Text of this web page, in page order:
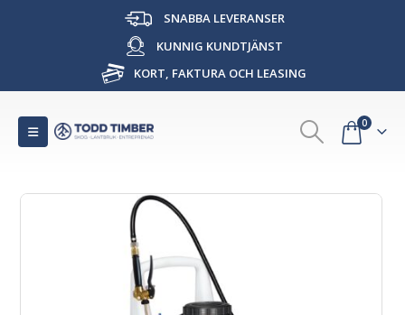
SNABBA LEVERANSER
KUNNIG KUNDTJÄNST
KORT, FAKTURA OCH LEASING
0